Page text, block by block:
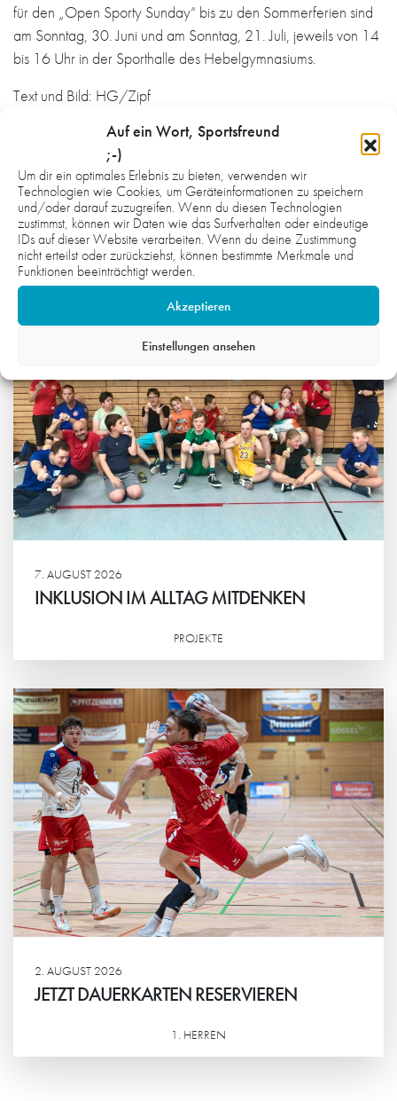
Auf ein Wort, Sportsfreund
;-)
Um dir ein optimales Erlebnis zu bieten, verwenden wir
Technologien wie Cookies, um Geräteinformationen zu speichern
und/oder darauf zuzugreifen. Wenn du diesen Technologien
zustimmst, können wir Daten wie das Surfverhalten oder eindeutige
IDs auf dieser Website verarbeiten. Wenn du deine Zustimmung
nicht erteilst oder zurückziehst, können bestimmte Merkmale und
Funktionen beeinträchtigt werden.
Akzeptieren
Einstellungen ansehen
für den „Open Sporty Sunday“ bis zu den Sommerferien sind
am Sonntag, 30. Juni und am Sonntag, 21. Juli, jeweils von 14
bis 16 Uhr in der Sporthalle des Hebelgymnasiums.
Text und Bild: HG/Zipf
WAS DICH NOCH INTERESSIEREN
KÖNNTE:
7. AUGUST 2026
INKLUSION IM ALLTAG MITDENKEN
PROJEKTE
2. AUGUST 2026
JETZT DAUERKARTEN RESERVIEREN
1. HERREN